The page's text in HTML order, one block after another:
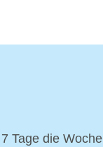
Tage die Woche